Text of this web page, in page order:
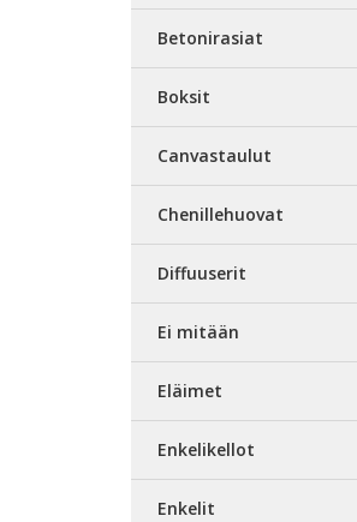
Betonirasiat
Boksit
Canvastaulut
Chenillehuovat
Diffuuserit
Ei mitään
Eläimet
Enkelikellot
Enkelit